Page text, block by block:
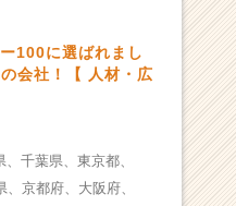
100に選ばれまし
会社！【 人材・広
千葉県、 東京都、
京都府、 大阪府、